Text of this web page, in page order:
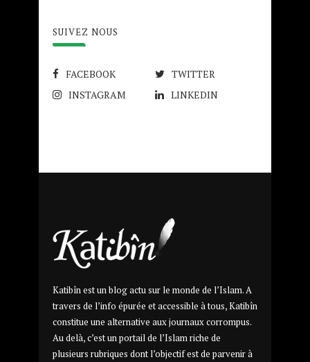
SUIVEZ NOUS
FACEBOOK
TWITTER
INSTAGRAM
LINKEDIN
Katibîn est un blog actu sur le monde de l’Islam. A
travers de l’info épurée et accessible à tous, Katibîn
constitue une alternative aux journaux corrompus.
Au delà, c’est un portail de l’Islam riche de
plusieurs rubriques dont l’objectif est de parvenir à